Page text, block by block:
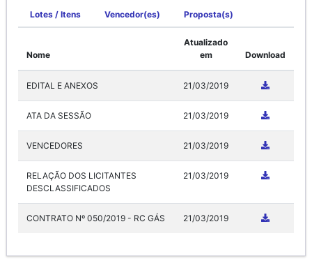
Lotes / Itens Vencedor(es) Proposta(s)
Nome
Atualizado
em
Download
EDITAL E ANEXOS 21/03/2019
ATA DA SESSÃO 21/03/2019
VENCEDORES 21/03/2019
RELAÇÃO DOS LICITANTES
DESCLASSIFICADOS
21/03/2019
CONTRATO Nº 050/2019 - RC GÁS 21/03/2019